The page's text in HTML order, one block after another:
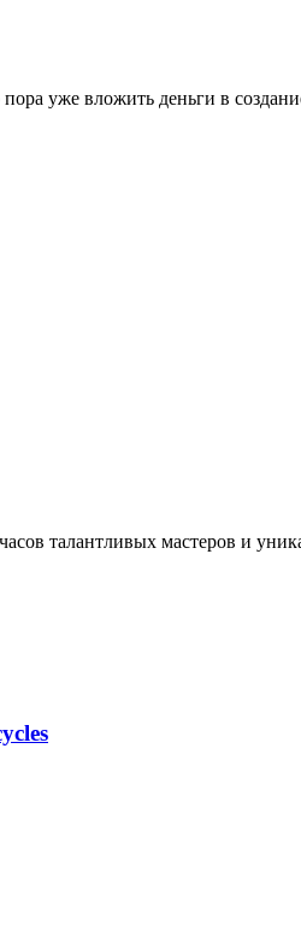
уже вложить деньги в
талантливых мастеров и